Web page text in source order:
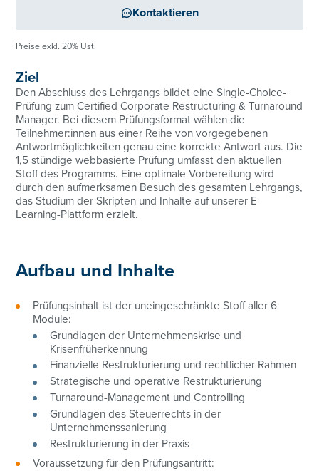
Ziel
Den Abschluss des Lehrgangs bildet eine Single-Choice-
Prüfung zum Certified Corporate Restructuring & Turnaround
Manager. Bei diesem Prüfungsformat wählen die
Teilnehmer:innen aus einer Reihe von vorgegebenen
Antwortmöglichkeiten genau eine korrekte Antwort aus. Die
1,5 stündige webbasierte Prüfung umfasst den aktuellen
Stoff des Programms. Eine optimale Vorbereitung wird
durch den aufmerksamen Besuch des gesamten Lehrgangs,
das Studium der Skripten und Inhalte auf unserer E-
Learning-Plattform erzielt.
Aufbau und Inhalte
Prüfungsinhalt ist der uneingeschränkte Stoff aller 6
Module:
Grundlagen der Unternehmenskrise und
Krisenfrüherkennung
Finanzielle Restrukturierung und rechtlicher Rahmen
Strategische und operative Restrukturierung
Turnaround-Management und Controlling
Grundlagen des Steuerrechts in der
Unternehmenssanierung
Restrukturierung in der Praxis
Voraussetzung für den Prüfungsantritt:
Kontaktieren
Preise exkl. 20% Ust.
01/368 68 78-3122